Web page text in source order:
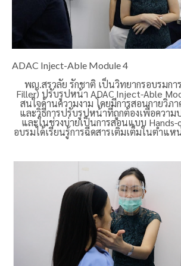
ADAC Inject-Able Module 4
พญ.สรวลัย รักชาติ เป็นวิทยากรอบรมกา
Filler) ปรับรูปหน้า ADAC Inject-Able
สนใจด้านความงาม โดยมีการสอนกายวิภ
และวิธีการปรับรูปหน้าที่ถูกต้องเพื่อความ
และในช่วงบ่ายเป็นการสอนแบบ
อบรมได้เรียนรู้การฉีดสารเติมเต็มในตำแ